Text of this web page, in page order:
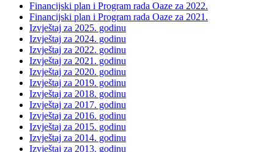
Financijski plan i Program rada Oaze za 2022.
Financijski plan i Program rada Oaze za 2021.
Izvještaj za 2025. godinu
Izvještaj za 2024. godinu
Izvještaj za 2022. godinu
Izvještaj za 2021. godinu
Izvještaj za 2020. godinu
Izvještaj za 2019. godinu
Izvještaj za 2018. godinu
Izvještaj za 2017. godinu
Izvještaj za 2016. godinu
Izvještaj za 2015. godinu
Izvještaj za 2014. godinu
Izvještaj za 2013. godinu